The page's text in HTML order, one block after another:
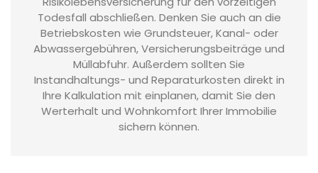
Todesfall abschließen. Denken Sie auch an die
Betriebskosten wie Grundsteuer, Kanal- oder
Abwassergebühren, Versicherungsbeiträge und
Müllabfuhr. Außerdem sollten Sie
Instandhaltungs- und Reparaturkosten direkt in
Ihre Kalkulation mit einplanen, damit Sie den
Werterhalt und Wohnkomfort Ihrer Immobilie
sichern können.